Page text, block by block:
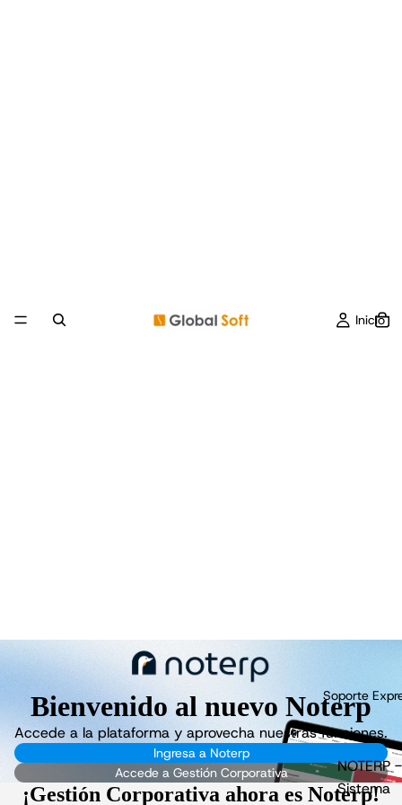
Inicio
Soporte
NOTERP -
Sistema
Bienvenido al nuevo Noterp
Accede a la plataforma y aprovecha nuestras funciones.
Ingresa a Noterp
Accede a Gestión Corporativa
¡Gestión Corporativa ahora es Noterp!